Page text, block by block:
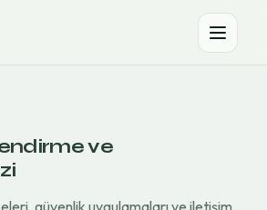
ve
güvenlik uygulamaları ve iletişim